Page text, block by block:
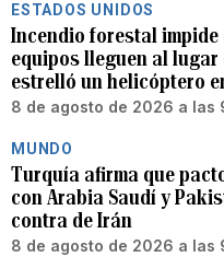
ESTADOS UNIDOS
Incendio forestal impide
equipos lleguen al lugar
estrelló un helicóptero
8 de agosto de 2026 a las
MUNDO
Turquía afirma que
con Arabia Saudí y
contra de Irán
8 de agosto de 2026 a las